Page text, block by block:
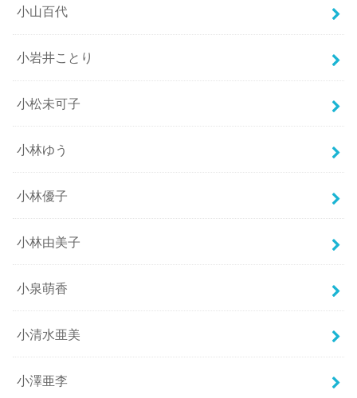
小山百代
小岩井ことり
小松未可子
小林ゆう
小林優子
小林由美子
小泉萌香
小清水亜美
小澤亜李